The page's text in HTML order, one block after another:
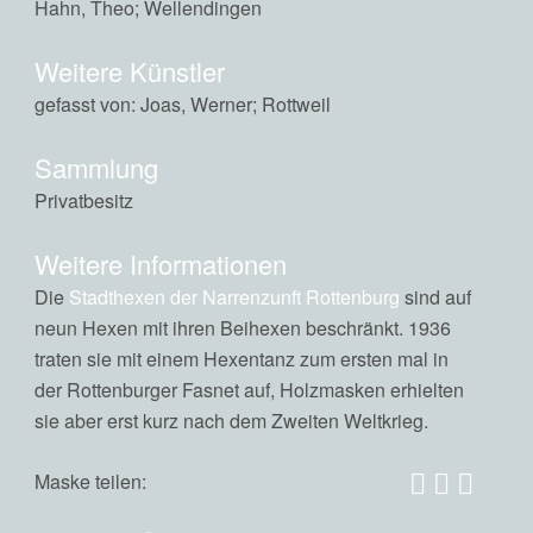
Hahn, Theo; Wellendingen
Weitere Künstler
gefasst von: Joas, Werner; Rottweil
Sammlung
Privatbesitz
Weitere Informationen
Die Stadthexen der Narrenzunft Rottenburg sind auf
neun Hexen mit ihren Beihexen beschränkt. 1936
traten sie mit einem Hexentanz zum ersten mal in
der Rottenburger Fasnet auf, Holzmasken erhielten
sie aber erst kurz nach dem Zweiten Weltkrieg.
Maske teilen: